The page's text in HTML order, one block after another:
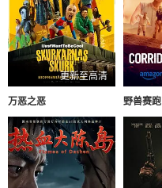
更新至高清
万恶之恶 野兽赛跑